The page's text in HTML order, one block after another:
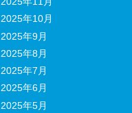
2025年10月
2025年9月
2025年8月
2025年7月
2025年6月
2025年5月